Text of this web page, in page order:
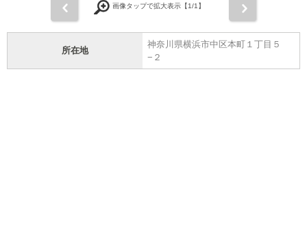
画像タップで拡大表示【1/1】
所在地
神奈川県横浜市中区本町１丁目５
−２